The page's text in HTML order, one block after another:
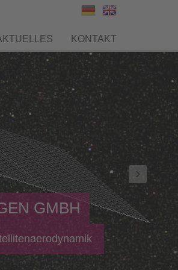
KONTAKT
GMBH
Next